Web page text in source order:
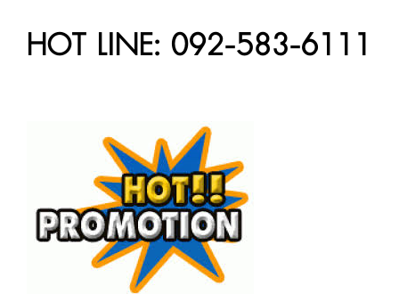
HOT LINE: 092-583-6111